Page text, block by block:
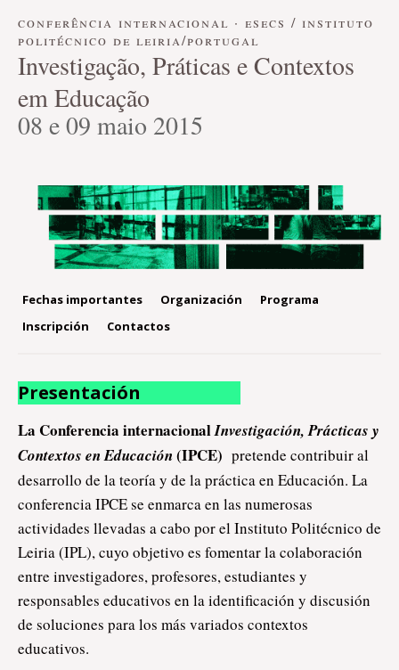
conferência internacional · esecs / instituto
politécnico de leiria/portugal
Investigação, Práticas e Contextos
em Educação
08 e 09 maio 2015
Fechas importantes Organización
Programa
Inscripción
Contactos
Presentación
La Conferencia internacionalInvestigación, Prácticas y
Contextos en Educación(IPCE) pretende contribuir al
desarrollo de la teoría y de la práctica en Educación. La
conferencia IPCE se enmarca en las numerosas
actividades llevadas a cabo por el Instituto Politécnico de
Leiria (IPL), cuyo objetivo es fomentar la colaboración
entre investigadores, profesores, estudiantes y
responsables educativos en la identificación y discusión
de soluciones para los más variados contextos
educativos.